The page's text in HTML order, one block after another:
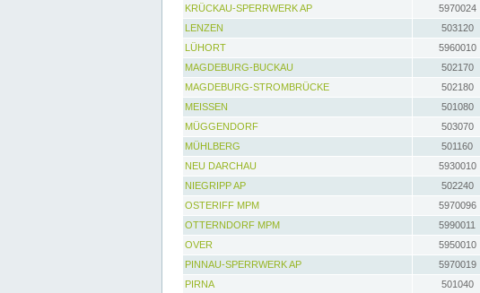
KRÜCKAU-SPERRWERK AP
5970024
LENZEN
503120
LÜHORT
5960010
MAGDEBURG-BUCKAU
502170
MAGDEBURG-STROMBRÜCKE
502180
MEISSEN
501080
MÜGGENDORF
503070
MÜHLBERG
501160
NEU DARCHAU
5930010
NIEGRIPP AP
502240
OSTERIFF MPM
5970096
OTTERNDORF MPM
5990011
OVER
5950010
PINNAU-SPERRWERK AP
5970019
PIRNA
501040